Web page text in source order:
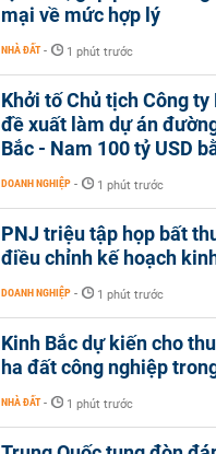
mại về mức hợp lý
NHÀ ĐẤT - 1 phút trước
Khởi tố Chủ tịch Công
đề xuất làm dự án
Bắc - Nam 100 tỷ USD
DOANH NGHIỆP - 1 phút trước
PNJ triệu tập họp bất
điều chỉnh kế hoạch
DOANH NGHIỆP - 1 phút trước
Kinh Bắc dự kiến cho
ha đất công nghiệp
NHÀ ĐẤT - 1 phút trước